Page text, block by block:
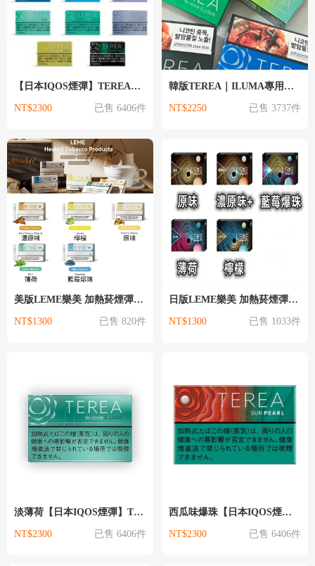
【日本IQOS煙彈】TEREA日本版｜ILUMA專用｜現貨供應 IQOS煙彈
NT$2300 已售 6406件
韓版TEREA｜ILUMA專用｜現貨供應 IQOS煙彈
NT$2250 已售 3737件
美版LEME樂美 加熱菸煙彈 不通用 IQOS煙彈
NT$1300 已售 820件
日版LEME樂美 加熱菸煙彈 不通用 IQOS煙彈
NT$1300 已售 1033件
淡薄荷【日本IQOS煙彈】TEREA日本版｜ILUMA專用｜現貨供應 IQO
NT$2300 已售 6406件
西瓜味爆珠【日本IQOS煙彈】TEREA日本版｜ILUMA專用｜現貨供應 IQ
NT$2300 已售 6406件